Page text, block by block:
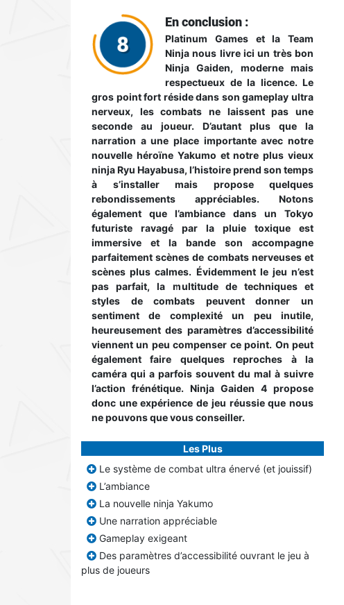
En conclusion :
Platinum Games et la Team
Ninja nous livre ici un très bon
Ninja Gaiden, moderne mais
respectueux de la licence. Le
gros point fort réside dans son gameplay ultra
nerveux, les combats ne laissent pas une
seconde au joueur. D’autant plus que la
narration a une place importante avec notre
nouvelle héroïne Yakumo et notre plus vieux
ninja Ryu Hayabusa, l’histoire prend son temps
à s’installer mais propose quelques
rebondissements appréciables. Notons
également que l’ambiance dans un Tokyo
futuriste ravagé par la pluie toxique est
immersive et la bande son accompagne
parfaitement scènes de combats nerveuses et
scènes plus calmes. Évidemment le jeu n’est
pas parfait, la multitude de techniques et
styles de combats peuvent donner un
sentiment de complexité un peu inutile,
heureusement des paramètres d’accessibilité
viennent un peu compenser ce point. On peut
également faire quelques reproches à la
caméra qui a parfois souvent du mal à suivre
l’action frénétique. Ninja Gaiden 4 propose
donc une expérience de jeu réussie que nous
ne pouvons que vous conseiller.
Les Plus
Le système de combat ultra énervé (et jouissif)
L’ambiance
La nouvelle ninja Yakumo
Une narration appréciable
Gameplay exigeant
Des paramètres d’accessibilité ouvrant le jeu à
plus de joueurs